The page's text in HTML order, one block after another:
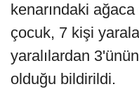
kenarındaki
çocuk, 7 kişi
yaralılardan
olduğu bildirildi.